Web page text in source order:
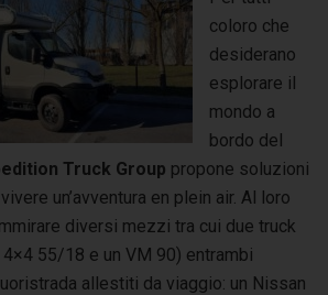
coloro che
desiderano
esplorare il
mondo a
bordo del
Truck Group propone soluzioni
un’avventura en plein air. Al loro
diversi mezzi tra cui due truck
55/18 e un VM 90) entrambi
allestiti da viaggio: un Nissan